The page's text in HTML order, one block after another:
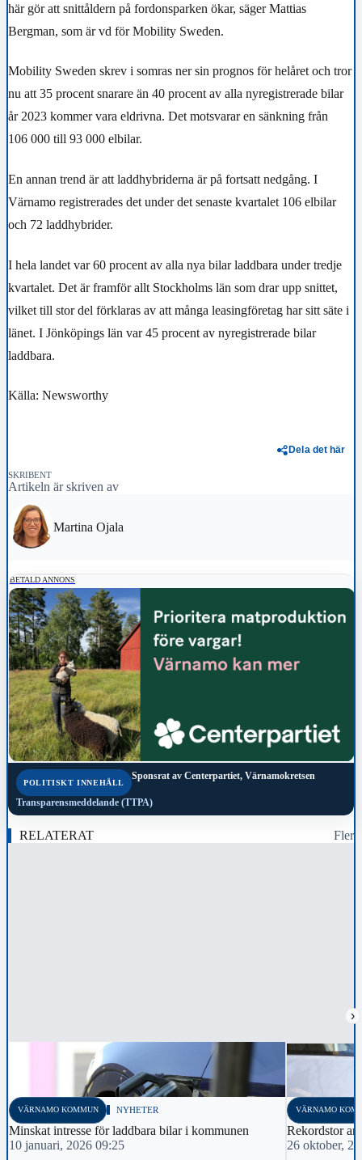
här gör att snittåldern på fordonsparken ökar, säger Mattias
Bergman, som är vd för Mobility Sweden.
Mobility Sweden skrev i somras ner sin prognos för helåret och tror
nu att 35 procent snarare än 40 procent av alla nyregistrerade bilar
år 2023 kommer vara eldrivna. Det motsvarar en sänkning från
106 000 till 93 000 elbilar.
En annan trend är att laddhybriderna är på fortsatt nedgång. I
Värnamo registrerades det under det senaste kvartalet 106 elbilar
och 72 laddhybrider.
I hela landet var 60 procent av alla nya bilar laddbara under tredje
kvartalet. Det är framför allt Stockholms län som drar upp snittet,
vilket till stor del förklaras av att många leasingföretag har sitt säte i
länet. I Jönköpings län var 45 procent av nyregistrerade bilar
laddbara.
Källa: Newsworthy
Dela det här
SKRIBENT
Artikeln är skriven av
Martina Ojala
BETALD ANNONS
POLITISKT INNEHÅLL
Sponsrat av Centerpartiet, Värnamokretsen
Transparensmeddelande (TTPA)
RELATERAT Fler
›
VÄRNAMO KOMMUN NYHETER
Minskat intresse för laddbara bilar i kommunen
10 januari, 2026 09:25
VÄRNAMO
Rekordstor
26 oktober,